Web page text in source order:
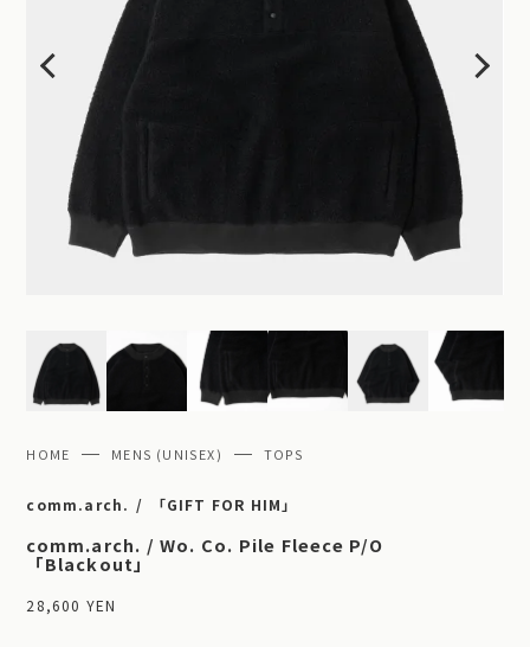
HOME MENS (UNISEX) TOPS
comm.arch. 「GIFT FOR HIM」
comm.arch. / Wo. Co. Pile Fleece P/O
「Blackout」
28,600 YEN